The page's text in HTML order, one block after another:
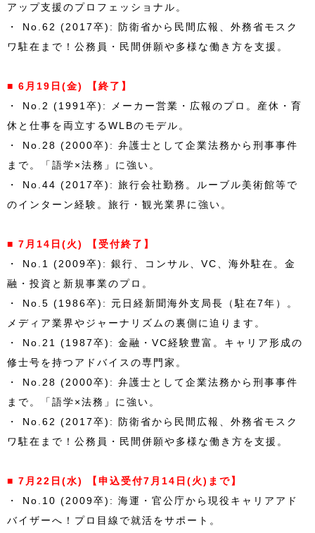
アップ支援のプロフェッショナル。
・ No.62 (2017卒): 防衛省から民間広報、外務省モスク
ワ駐在まで！公務員・民間併願や多様な働き方を支援。
■ 6月19日(金) 【終了】
・ No.2 (1991卒): メーカー営業・広報のプロ。産休・育
休と仕事を両立するWLBのモデル。
・ No.28 (2000卒): 弁護士として企業法務から刑事事件
まで。「語学×法務」に強い。
・ No.44 (2017卒): 旅行会社勤務。ルーブル美術館等で
のインターン経験。旅行・観光業界に強い。
■ 7月14日(火) 【受付終了】
・ No.1 (2009卒): 銀行、コンサル、VC、海外駐在。金
融・投資と新規事業のプロ。
・ No.5 (1986卒): 元日経新聞海外支局長（駐在7年）。
メディア業界やジャーナリズムの裏側に迫ります。
・ No.21 (1987卒): 金融・VC経験豊富。キャリア形成の
修士号を持つアドバイスの専門家。
・ No.28 (2000卒): 弁護士として企業法務から刑事事件
まで。「語学×法務」に強い。
・ No.62 (2017卒): 防衛省から民間広報、外務省モスク
ワ駐在まで！公務員・民間併願や多様な働き方を支援。
■ 7月22日(水) 【申込受付7月14日(火)まで】
・ No.10 (2009卒): 海運・官公庁から現役キャリアアド
バイザーへ！プロ目線で就活をサポート。